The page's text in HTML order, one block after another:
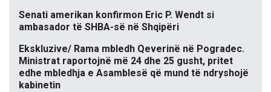
Senati amerikan konfirmon Eric P. Wendt si
ambasador të SHBA-së në Shqipëri
Ekskluzive/ Rama mbledh Qeverinë në Pogradec.
Ministrat raportojnë më 24 dhe 25 gusht, pritet
edhe mbledhja e Asamblesë që mund të ndryshojë
kabinetin